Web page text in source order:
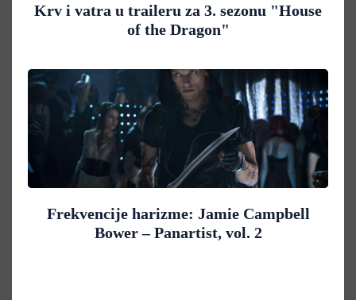
Krv i vatra u traileru za 3. sezonu "House
of the Dragon"
Frekvencije harizme: Jamie Campbell
Bower – Panartist, vol. 2